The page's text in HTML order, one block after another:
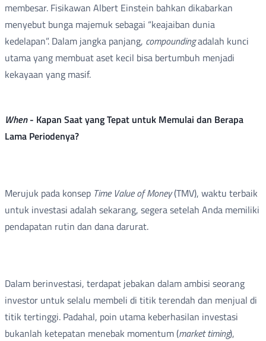
membesar. Fisikawan Albert Einstein bahkan dikabarkan
menyebut bunga majemuk sebagai “keajaiban dunia
kedelapan”. Dalam jangka panjang, compoundingadalah kunci
utama yang membuat aset kecil bisa bertumbuh menjadi
kekayaan yang masif.
When- Kapan Saat yang Tepat untuk Memulai dan Berapa
Lama Periodenya?
Merujuk pada konsep Time Value of Money(TMV), waktu terbaik
untuk investasi adalah sekarang, segera setelah Anda memiliki
pendapatan rutin dan dana darurat.
Dalam berinvestasi, terdapat jebakan dalam ambisi seorang
investor untuk selalu membeli di titik terendah dan menjual di
titik tertinggi. Padahal, poin utama keberhasilan investasi
bukanlah ketepatan menebak momentum (market timing),